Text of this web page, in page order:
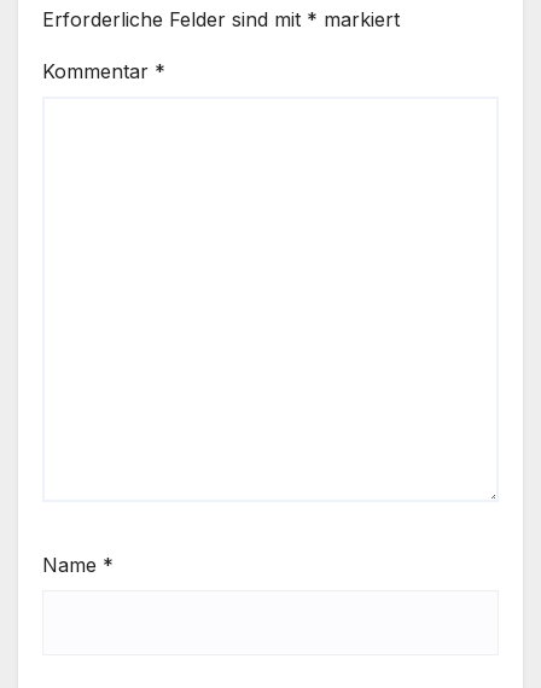
Erforderliche Felder sind mit * markiert
Kommentar *
Name *